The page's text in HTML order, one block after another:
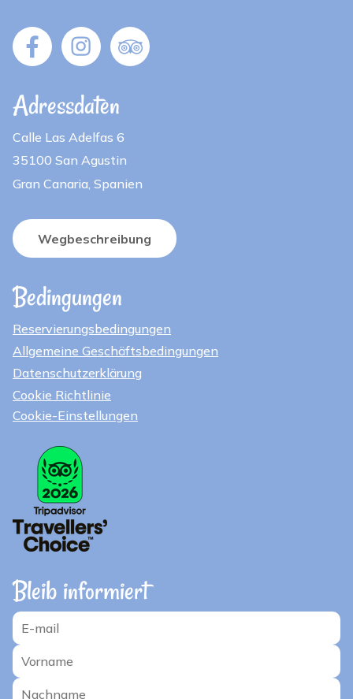
Adressdaten
Calle Las Adelfas 6
35100 San Agustin
Gran Canaria, Spanien
Wegbeschreibung
Bedingungen
Reservierungsbedingungen
Allgemeine Geschäftsbedingungen
Datenschutzerklärung
Cookie Richtlinie
Cookie-Einstellungen
Bleib informiert